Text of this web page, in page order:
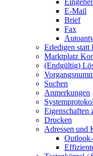
E-Mail
Brief
Fax
Erledigen statt
Marktplatz
(Endgültig)
Suchen
Anmerkungen
Eigenschaften
Drucken
Adressen und